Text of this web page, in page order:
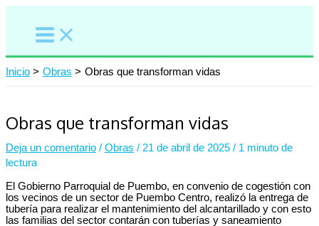
contenido
Inicio Obras Obras que transforman vidas
Obras que transforman vidas
Deja un comentario / Obras / 21 de abril de 2025 / 1 minuto de
lectura
El Gobierno Parroquial de Puembo, en convenio de cogestión con
los vecinos de un sector de Puembo Centro, realizó la entrega de
tubería para realizar el mantenimiento del alcantarillado y con esto
las familias del sector contarán con tuberías y saneamiento